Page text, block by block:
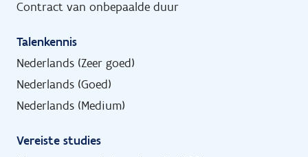
Contract van onbepaalde duur
Talenkennis
Nederlands (Zeer goed)
Nederlands (Goed)
Nederlands (Medium)
Vereiste studies